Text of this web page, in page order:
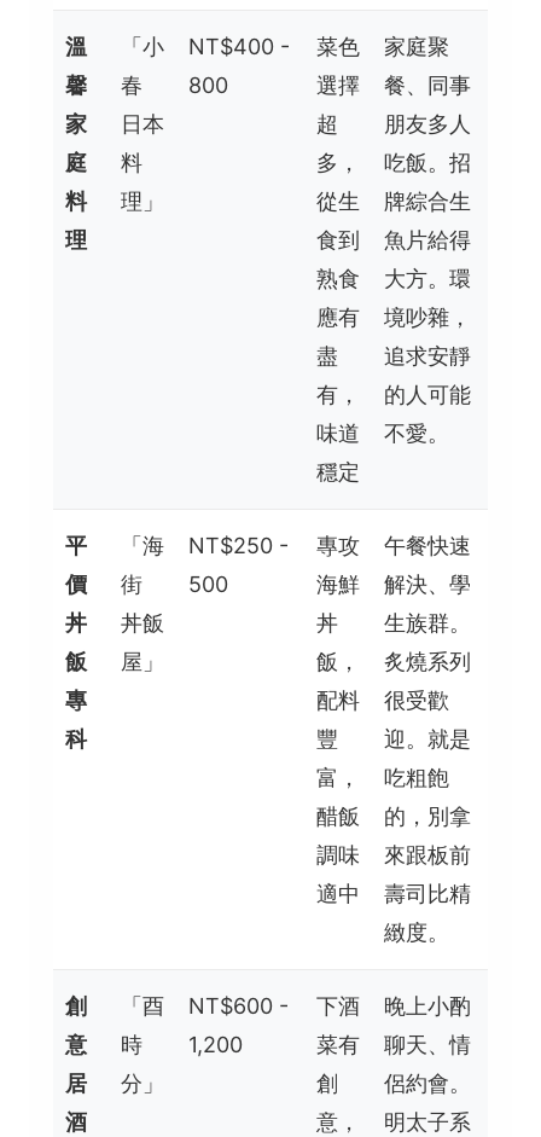
溫
馨
家
庭
料
理
「小
春
日本
料
理」
NT$400 -
800
菜色
選擇
超
多，
從生
食到
熟食
應有
盡
有，
味道
穩定
家庭聚
餐、同事
朋友多人
吃飯。招
牌綜合生
魚片給得
大方。環
境吵雜，
追求安靜
的人可能
不愛。
平
價
丼
飯
專
科
「海
街
丼飯
屋」
NT$250 -
500
專攻
海鮮
丼
飯，
配料
豐
富，
醋飯
調味
適中
午餐快速
解決、學
生族群。
炙燒系列
很受歡
迎。就是
吃粗飽
的，別拿
來跟板前
壽司比精
緻度。
創
意
居
酒
「酉
時
分」
NT$600 -
1,200
下酒
菜有
創
意，
晚上小酌
聊天、情
侶約會。
明太子系